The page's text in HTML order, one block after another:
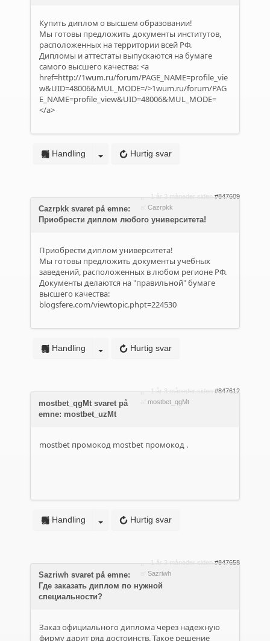
Купить диплом о высшем образовании!
Мы готовы предложить документы институтов,
расположенных на территории всей РФ.
Дипломы и аттестаты выпускаются на бумаге
самого высшего качества: <a
href=http://1wum.ru/forum/PAGE_NAME=profile_vie
w&UID=48006&MUL_MODE=/>1wum.ru/forum/PAG
E_NAME=profile_view&UID=48006&MUL_MODE=
</a>
Hurtig svar
Handling
1 år 3 måneder siden #847609
Cazrpkk
Cazrpkk svaret på emne:
Приобрести диплом любого университета!
Приобрести диплом университета!
Мы готовы предложить документы учебных
заведений, расположенных в любом регионе РФ.
Документы делаются на "правильной" бумаге
высшего качества:
blogsfere.com/viewtopic.phpt=224530
Hurtig svar
Handling
1 år 3 måneder siden #847612
mostbet_qgMt
mostbet_qgMt svaret på
emne: mostbet_uzMt
mostbet промокод mostbet промокод .
Hurtig svar
Handling
1 år 3 måneder siden #847658
Sazriwh
Sazriwh svaret på emne:
Где заказать диплом по нужной
специальности?
Заказ официального диплома через надежную
фирму дарит ряд достоинств. Такое решение